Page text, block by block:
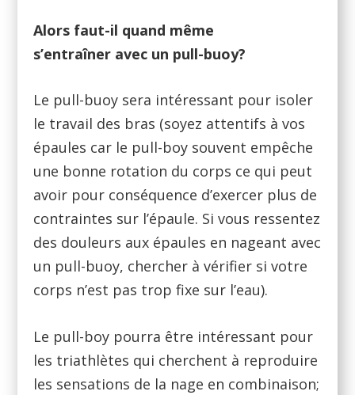
Alors faut-il quand même
s’entraîner avec un pull-buoy?
Le pull-buoy sera intéressant pour isoler
le travail des bras (soyez attentifs à vos
épaules car le pull-boy souvent empêche
une bonne rotation du corps ce qui peut
avoir pour conséquence d’exercer plus de
contraintes sur l’épaule. Si vous ressentez
des douleurs aux épaules en nageant avec
un pull-buoy, chercher à vérifier si votre
corps n’est pas trop fixe sur l’eau).
Le pull-boy pourra être intéressant pour
les triathlètes qui cherchent à reproduire
les sensations de la nage en combinaison;